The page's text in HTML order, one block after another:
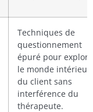
Techniques de
questionnement
épuré pour
le monde intérieur
du client sans
interférence du
thérapeute.